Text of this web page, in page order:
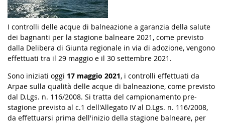
I controlli delle acque di balneazione a garanzia della salute
dei bagnanti per la stagione balneare 2021, come previsto
dalla Delibera di Giunta regionale in via di adozione, vengono
effettuati tra il 29 maggio e il 30 settembre 2021.
Sono iniziati oggi 17 maggio 2021, i controlli effettuati da
Arpae sulla qualità delle acque di balneazione, come previsto
dal D.Lgs. n. 116/2008. Si tratta del campionamento pre-
stagione previsto al c.1 dell'Allegato IV al D.Lgs. n. 116/2008,
da effettuarsi prima dell'inizio della stagione balneare, per